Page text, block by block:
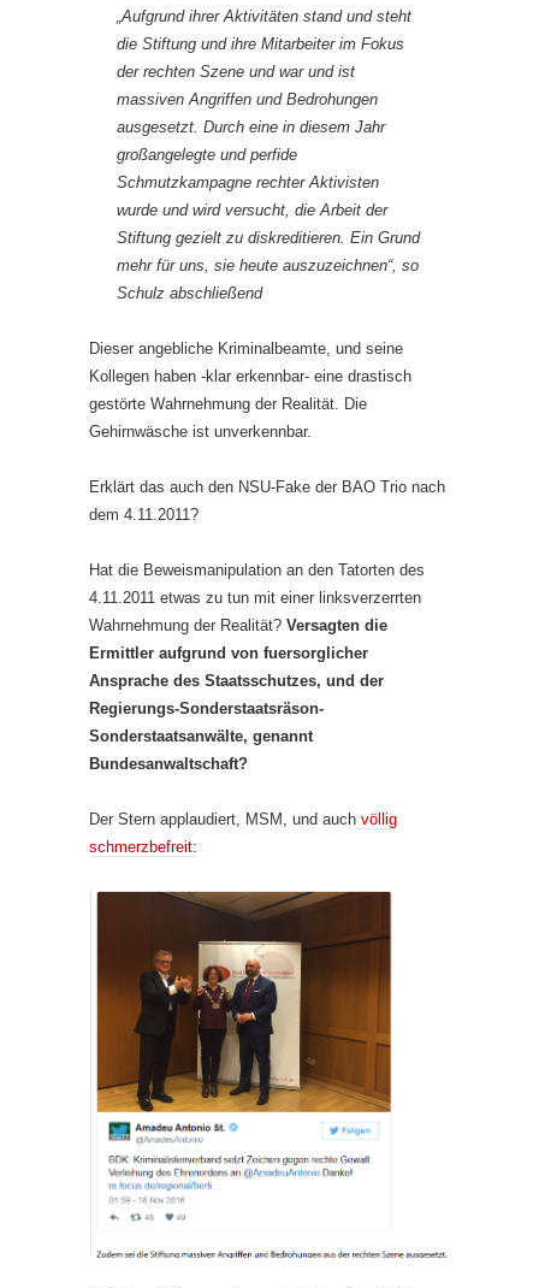
„Aufgrund ihrer Aktivitäten stand und steht
die Stiftung und ihre Mitarbeiter im Fokus
der rechten Szene und war und ist
massiven Angriffen und Bedrohungen
ausgesetzt. Durch eine in diesem Jahr
großangelegte und perfide
Schmutzkampagne rechter Aktivisten
wurde und wird versucht, die Arbeit der
Stiftung gezielt zu diskreditieren. Ein Grund
mehr für uns, sie heute auszuzeichnen“, so
Schulz abschließend
Dieser angebliche Kriminalbeamte, und seine
Kollegen haben -klar erkennbar- eine drastisch
gestörte Wahrnehmung der Realität. Die
Gehirnwäsche ist unverkennbar.
Erklärt das auch den NSU-Fake der BAO Trio nach
dem 4.11.2011?
Hat die Beweismanipulation an den Tatorten des
4.11.2011 etwas zu tun mit einer linksverzerrten
Wahrnehmung der Realität? Versagten die
Ermittler aufgrund von fuersorglicher
Ansprache des Staatsschutzes, und der
Regierungs-Sonderstaatsräson-
Sonderstaatsanwälte, genannt
Bundesanwaltschaft?
Der Stern applaudiert, MSM, und auch völlig
schmerzbefreit: